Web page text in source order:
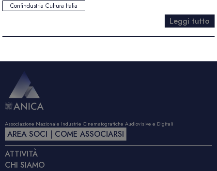
Confindustria Cultura Italia
Leggi tutto
Associazione Nazionale Industrie Cinematografiche Audiovisive e Digitali
AREA SOCI | COME ASSOCIARSI
ATTIVITÀ
CHI SIAMO